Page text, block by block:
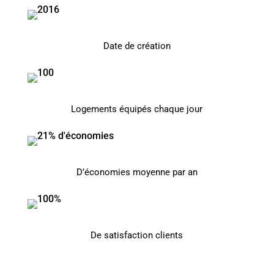
Date de création
Logements équipés chaque jour
D’économies moyenne par an
De satisfaction clients